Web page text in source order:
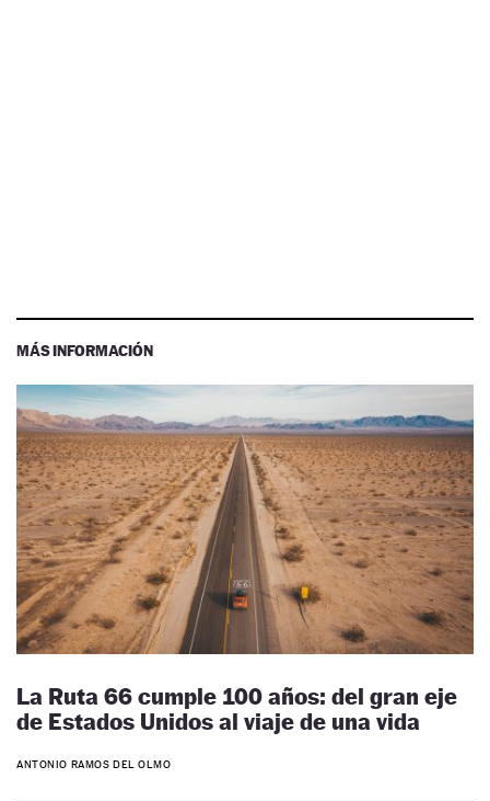
MÁS INFORMACIÓN
La Ruta 66 cumple 100 años: del gran eje
de Estados Unidos al viaje de una vida
ANTONIO RAMOS DEL OLMO